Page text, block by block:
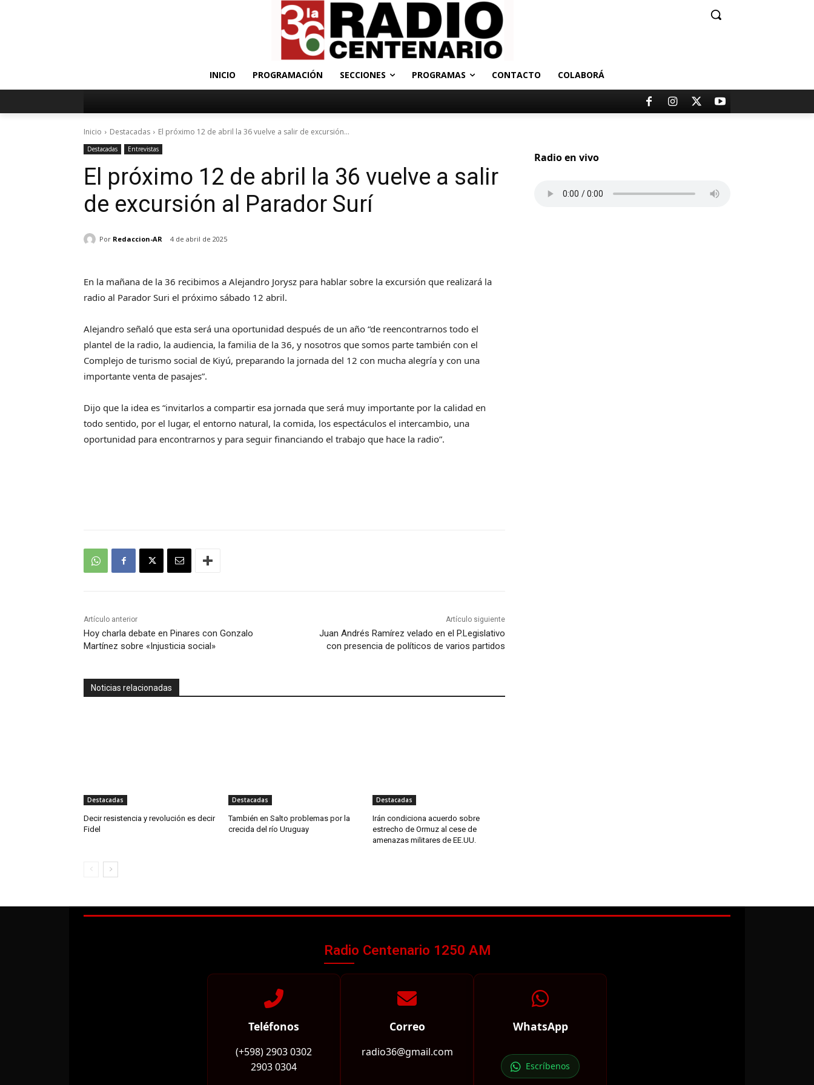
INICIO PROGRAMACIÓN SECCIONES PROGRAMAS CONTACTO COLABORÁ
Inicio Destacadas El próximo 12 de abril la 36 vuelve a salir de excursión...
Destacadas Entrevistas
El próximo 12 de abril la 36 vuelve a salir
de excursión al Parador Surí
Por Redaccion-AR 4 de abril de 2025
En la mañana de la 36 recibimos a Alejandro Jorysz para hablar sobre la excursión que realizará la
radio al Parador Suri el próximo sábado 12 abril.
Alejandro señaló que esta será una oportunidad después de un año “de reencontrarnos todo el
plantel de la radio, la audiencia, la familia de la 36, y nosotros que somos parte también con el
Complejo de turismo social de Kiyú, preparando la jornada del 12 con mucha alegría y con una
importante venta de pasajes”.
Dijo que la idea es “invitarlos a compartir esa jornada que será muy importante por la calidad en
todo sentido, por el lugar, el entorno natural, la comida, los espectáculos el intercambio, una
oportunidad para encontrarnos y para seguir financiando el trabajo que hace la radio”.
Artículo anterior
Hoy charla debate en Pinares con Gonzalo
Martínez sobre «Injusticia social»
Artículo siguiente
Juan Andrés Ramírez velado en el P.Legislativo
con presencia de políticos de varios partidos
Noticias relacionadas
Destacadas
Decir resistencia y revolución es decir
Fidel
Destacadas
También en Salto problemas por la
crecida del río Uruguay
Destacadas
Irán condiciona acuerdo sobre
estrecho de Ormuz al cese de
amenazas militares de EE.UU.
Radio en vivo
Radio Centenario 1250 AM
Teléfonos
(+598) 2903 0302
2903 0304
Correo
radio36@gmail.com
WhatsApp
Escríbenos